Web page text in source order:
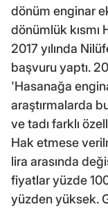
dönüm enginar
dönümlük
2017 yılında
başvuru yaptı.
'Hasanağa
araştırmalarda
ve tadı farklı
Hak etmese
lira arasında
fiyatlar yüzde
yüzden yüksek.